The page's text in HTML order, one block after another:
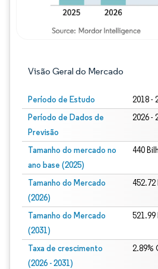
Visão Geral do Mercado
Período de Estudo 2018 -
Período de Dados de
Previsão
2026 -
Tamanho do mercado no
ano base (2025)
440
Tamanho do Mercado
(2026)
452.72
Tamanho do Mercado
(2031)
521.99
Taxa de crescimento
(2026 - 2031)
2.89%